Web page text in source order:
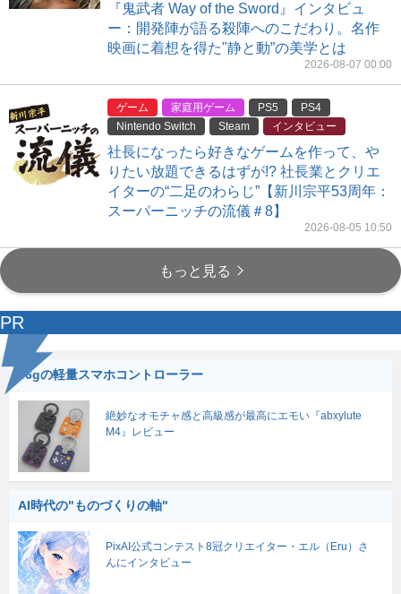
『鬼武者 Way of the Sword』インタビュ
ー：開発陣が語る殺陣へのこだわり。名作
映画に着想を得た"静と動”の美学とは
2026-08-07 00:00
ゲーム 家庭用ゲーム PS5
PS4
Nintendo Switch
Steam インタビュー
社長になったら好きなゲームを作って、や
りたい放題できるはずが!? 社長業とクリエ
イターの“二足のわらじ”【新川宗平53周年：
スーパーニッチの流儀＃8】
2026-08-05 10:50
もっと見る
PR
56gの軽量スマホコントローラー
絶妙なオモチャ感と高級感が最高にエモい『abxylute
M4』レビュー
AI時代の"ものづくりの軸"
PixAI公式コンテスト8冠クリエイター・エル（Eru）さ
んにインタビュー